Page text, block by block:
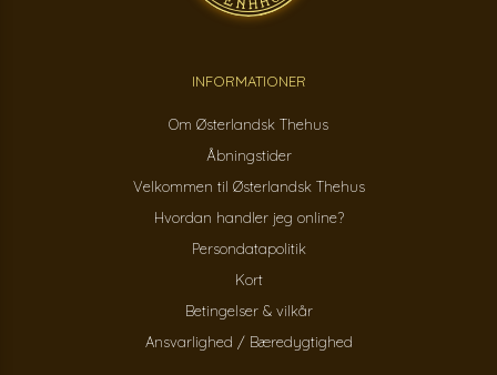
INFORMATIONER
Om Østerlandsk Thehus
Åbningstider
Velkommen til Østerlandsk Thehus
Hvordan handler jeg online?
Persondatapolitik
Kort
Betingelser & vilkår
Ansvarlighed / Bæredygtighed